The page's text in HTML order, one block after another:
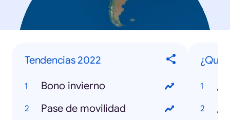
Tendencias 2022
Bono invierno
Pase de movilidad
¿Qué